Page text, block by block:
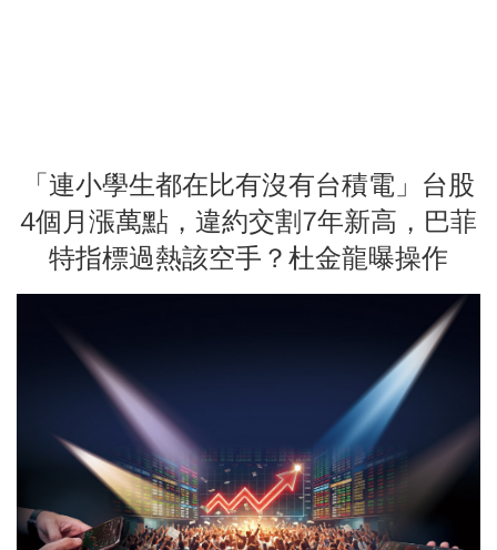
「連小學生都在比有沒有台積電」台股
4個月漲萬點，違約交割7年新高，巴菲
特指標過熱該空手？杜金龍曝操作